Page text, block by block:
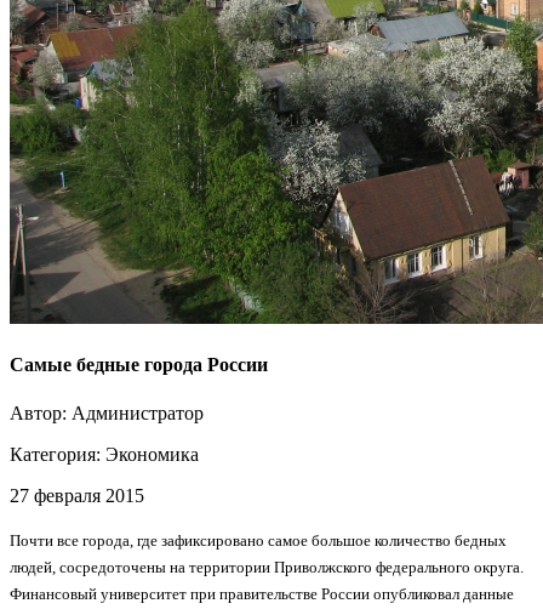
Самые бедные города России
Автор: Администратор
Категория: Экономика
27 февраля 2015
Почти все города, где зафиксировано самое большое количество бедных
людей, сосредоточены на территории Приволжского федерального округа.
Финансовый университет при правительстве России опубликовал данные